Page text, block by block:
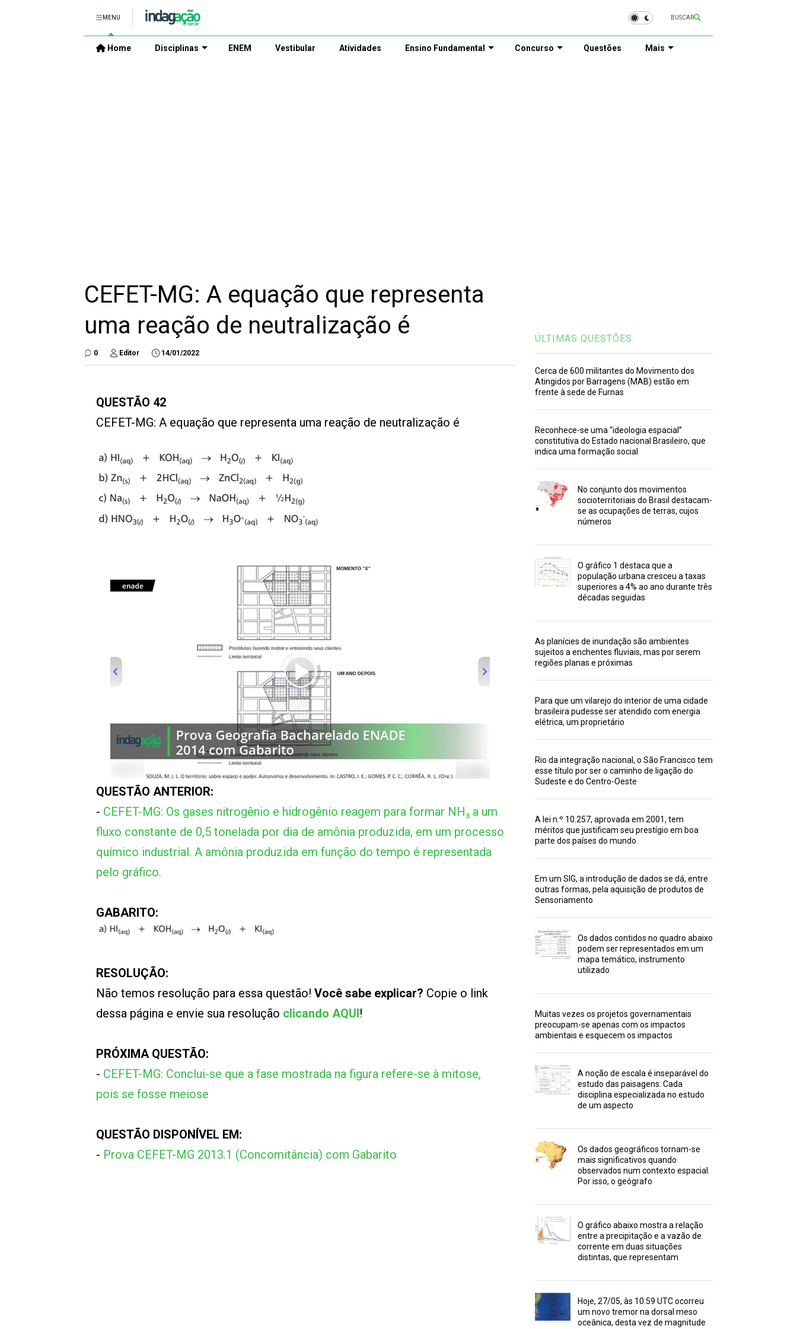
MENU BUSCAR
Home Disciplinas ENEM Vestibular Atividades Ensino Fundamental Concurso Questões Mais
CEFET-MG: A equação que representa
uma reação de neutralização é
0 Editor 14/01/2022
QUESTÃO 42
CEFET-MG: A equação que representa uma reação de neutralização é
QUESTÃO ANTERIOR:
- CEFET-MG: Os gases nitrogênio e hidrogênio reagem para formar NH₃ a um
fluxo constante de 0,5 tonelada por dia de amônia produzida, em um processo
químico industrial. A amônia produzida em função do tempo é representada
pelo gráfico.
GABARITO:
RESOLUÇÃO:
Não temos resolução para essa questão! Você sabe explicar? Copie o link
dessa página e envie sua resolução clicando AQUI!
PRÓXIMA QUESTÃO:
- CEFET-MG: Conclui-se que a fase mostrada na figura refere-se à mitose,
pois se fosse meiose
QUESTÃO DISPONÍVEL EM:
- Prova CEFET-MG 2013.1 (Concomitância) com Gabarito
ÚLTIMAS QUESTÕES
Cerca de 600 militantes do Movimento dos
Atingidos por Barragens (MAB) estão em
frente à sede de Furnas
Reconhece-se uma “ideologia espacial”
constitutiva do Estado nacional Brasileiro, que
indica uma formação social
No conjunto dos movimentos
socioterritoriais do Brasil destacam-
se as ocupações de terras, cujos
números
O gráfico 1 destaca que a
população urbana cresceu a taxas
superiores a 4% ao ano durante três
décadas seguidas
As planícies de inundação são ambientes
sujeitos a enchentes fluviais, mas por serem
regiões planas e próximas
Para que um vilarejo do interior de uma cidade
brasileira pudesse ser atendido com energia
elétrica, um proprietário
Rio da integração nacional, o São Francisco tem
esse título por ser o caminho de ligação do
Sudeste e do Centro-Oeste
A lei n.º 10.257, aprovada em 2001, tem
méritos que justificam seu prestígio em boa
parte dos países do mundo
Em um SIG, a introdução de dados se dá, entre
outras formas, pela aquisição de produtos de
Sensoriamento
Os dados contidos no quadro abaixo
podem ser representados em um
mapa temático, instrumento
utilizado
Muitas vezes os projetos governamentais
preocupam-se apenas com os impactos
ambientais e esquecem os impactos
A noção de escala é inseparável do
estudo das paisagens. Cada
disciplina especializada no estudo
de um aspecto
Os dados geográficos tornam-se
mais significativos quando
observados num contexto espacial.
Por isso, o geógrafo
O gráfico abaixo mostra a relação
entre a precipitação e a vazão de
corrente em duas situações
distintas, que representam
Hoje, 27/05, às 10:59 UTC ocorreu
um novo tremor na dorsal meso
oceânica, desta vez de magnitude